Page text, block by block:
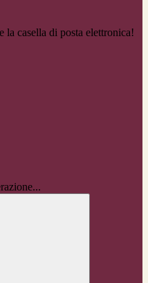
casella di posta elettronica!